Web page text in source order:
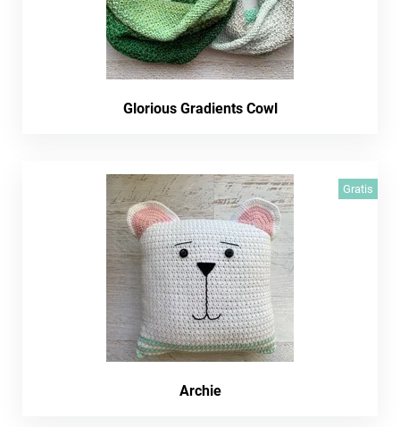
Glorious Gradients Cowl
Gratis
Archie